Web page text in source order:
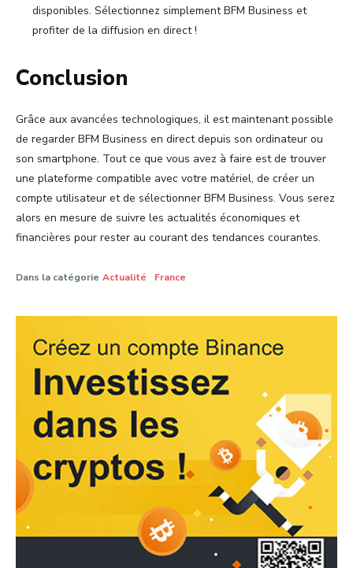
disponibles. Sélectionnez simplement BFM Business et
profiter de la diffusion en direct !
Conclusion
Grâce aux avancées technologiques, il est maintenant possible
de regarder BFM Business en direct depuis son ordinateur ou
son smartphone. Tout ce que vous avez à faire est de trouver
une plateforme compatible avec votre matériel, de créer un
compte utilisateur et de sélectionner BFM Business. Vous serez
alors en mesure de suivre les actualités économiques et
financières pour rester au courant des tendances courantes.
Dans la catégorie Actualité France